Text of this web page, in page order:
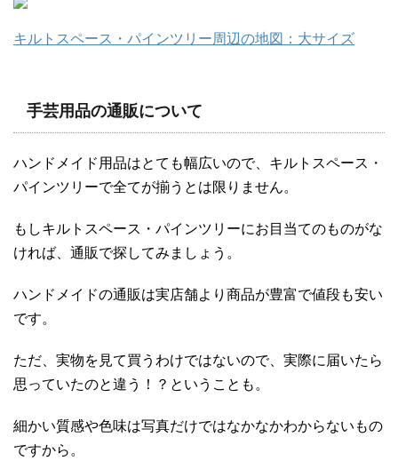
キルトスペース・パインツリー周辺の地図：大サイズ
手芸用品の通販について
ハンドメイド用品はとても幅広いので、キルトスペース・
パインツリーで全てが揃うとは限りません。
もしキルトスペース・パインツリーにお目当てのものがな
ければ、通販で探してみましょう。
ハンドメイドの通販は実店舗より商品が豊富で値段も安い
です。
ただ、実物を見て買うわけではないので、実際に届いたら
思っていたのと違う！？ということも。
細かい質感や色味は写真だけではなかなかわからないもの
ですから。